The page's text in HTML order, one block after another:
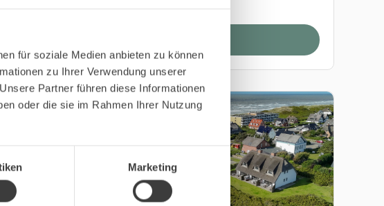
für soziale Medien anbieten zu können
zu Ihrer Verwendung unserer
Partner führen diese Informationen
oder die sie im Rahmen Ihrer Nutzung
Marketing